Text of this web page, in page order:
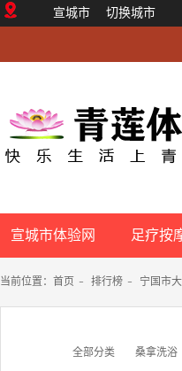
宣城市 切换城市
宣城市体验网 足疗按
当前位置： 首页 - 排行榜 - 宁国市
全部分类 桑拿洗浴